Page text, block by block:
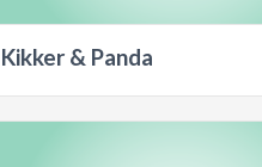
Kikker & Panda